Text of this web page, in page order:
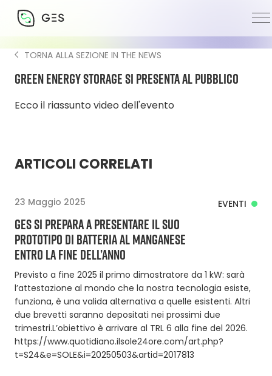
TORNA ALLA SEZIONE IN THE NEWS
Green Energy Storage si presenta al pubblico
Ecco il riassunto video dell'evento
ARTICOLI CORRELATI
23 Maggio 2025 EVENTI
GES SI PREPARA A PRESENTARE IL SUO
PROTOTIPO DI BATTERIA AL MANGANESE
ENTRO LA FINE DELL’ANNO
Previsto a fine 2025 il primo dimostratore da 1 kW: sarà
l’attestazione al mondo che la nostra tecnologia esiste,
funziona, è una valida alternativa a quelle esistenti. Altri
due brevetti saranno depositati nei prossimi due
trimestri.L’obiettivo è arrivare al TRL 6 alla fine del 2026.
https://www.quotidiano.ilsole24ore.com/art.php?
t=S24&e=SOLE&i=20250503&artid=2017813